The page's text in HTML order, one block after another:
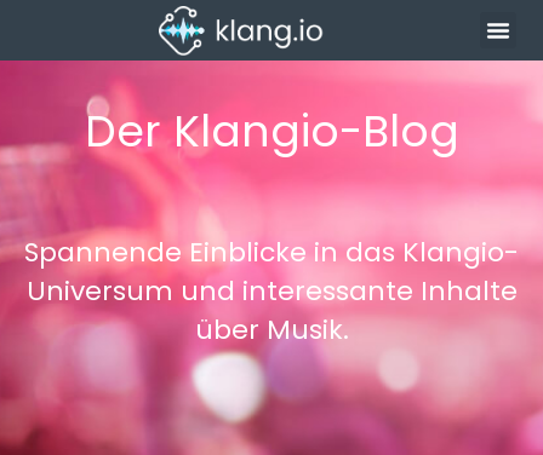
Der Klangio-Blog
Spannende Einblicke in das Klangio-
Universum und interessante Inhalte
über Musik.